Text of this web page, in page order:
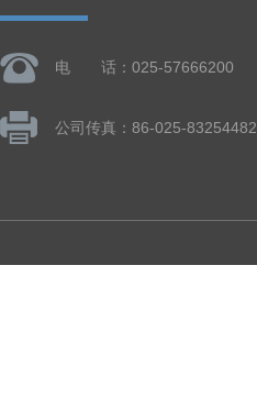
电 话：025-57666200
公司传真：86-025-83254482